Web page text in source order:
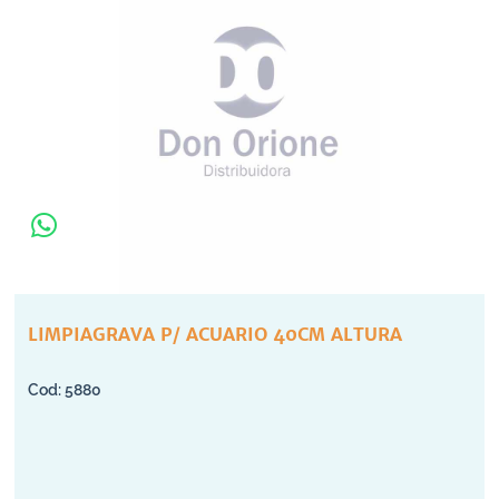
LIMPIAGRAVA P/ ACUARIO 40CM ALTURA
5880